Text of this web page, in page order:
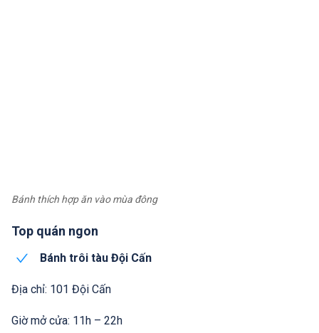
Bánh thích hợp ăn vào mùa đông
Top quán ngon
Bánh trôi tàu Đội Cấn
Địa chỉ: 101 Đội Cấn
Giờ mở cửa: 11h – 22h